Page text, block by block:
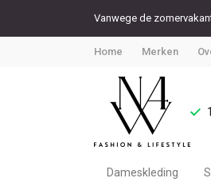
Vanwege de
Home Merken
Dameskleding